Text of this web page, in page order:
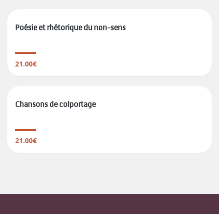
Poésie et rhétorique du non-sens
21.00€
Chansons de colportage
21.00€